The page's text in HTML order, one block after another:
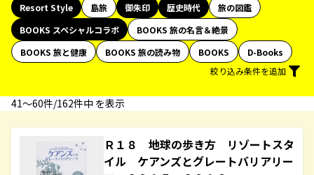
Resort Style
島旅 御朱印 歴史時代
旅の図鑑
BOOKS スペシャルコラボ
BOOKS 旅の名言＆絶景
BOOKS 旅と健康
BOOKS 旅の読み物 BOOKS
D-Books
絞り込み条件を追加
41〜60件/162件中 を表示
Ｒ１８ 地球の歩き方 リゾートスタ
イル ケアンズとグレートバリアリー